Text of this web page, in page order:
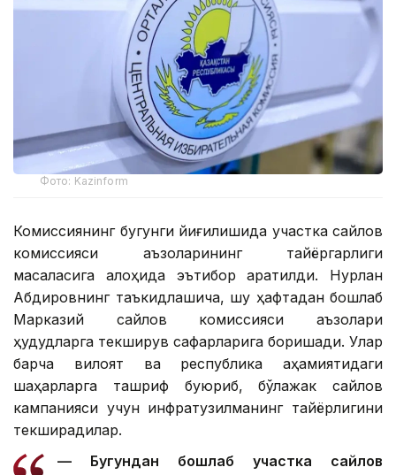
Фото: Kazinform
Комиссиянинг бугунги йиғилишида участка сайлов
комиссияси аъзоларининг тайёргарлиги
масаласига алоҳида эътибор қаратилди. Нурлан
Абдировнинг таъкидлашича, шу ҳафтадан бошлаб
Марказий сайлов комиссияси аъзолари
ҳудудларга текширув сафарларига боришади. Улар
барча вилоят ва республика аҳамиятидаги
шаҳарларга ташриф буюриб, бўлажак сайлов
кампанияси учун инфратузилманинг тайёрлигини
текширадилар.
— Бугундан бошлаб участка сайлов